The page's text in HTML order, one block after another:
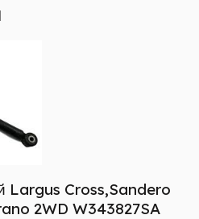
Largus Cross,Sandero
2WD W343827SA